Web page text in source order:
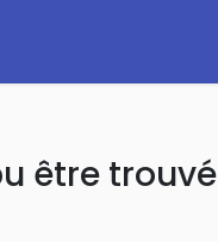
être trouvé